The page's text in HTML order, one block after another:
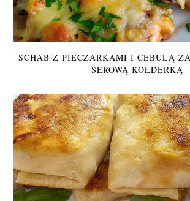
SCHAB Z PIECZARKAMI I CEBULĄ
SEROWĄ KOŁDERKĄ